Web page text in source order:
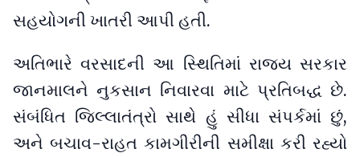
સહયોગની ખાતરી આપી હતી.
અતિભારે વરસાદની આ સ્થિતિમાં રાજ્ય સરકાર
જાનમાલને નુકસાન નિવારવા માટે પ્રતિબદ્ધ છે.
સંબંધિત જિલ્લાતંત્રો સાથે હું સીધા સંપર્કમાં છું,
અને બચાવ-રાહત કામગીરીની સમીક્ષા કરી રહ્યો